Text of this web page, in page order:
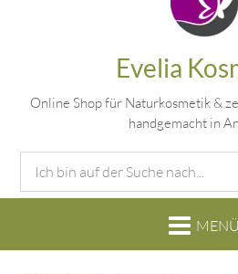
Evelia
Online Shop für Naturkosmetik &
handgemacht in